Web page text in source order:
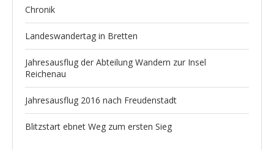
Chronik
Landeswandertag in Bretten
Jahresausflug der Abteilung Wandern zur Insel
Reichenau
Jahresausflug 2016 nach Freudenstadt
Blitzstart ebnet Weg zum ersten Sieg